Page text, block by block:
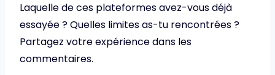
Laquelle de ces plateformes avez-vous déjà
essayée ? Quelles limites as-tu rencontrées ?
Partagez votre expérience dans les
commentaires.